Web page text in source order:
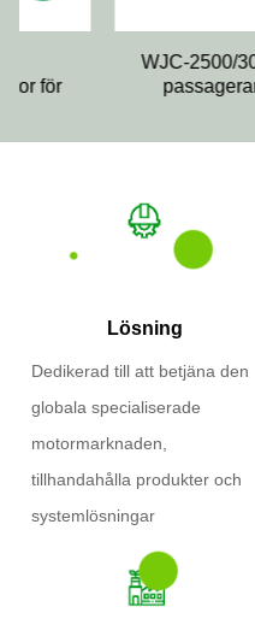
WJC-2500/3000 MR
passagerarhiss
Lösning
Dedikerad till att betjäna den
globala specialiserade
motormarknaden,
tillhandahålla produkter och
systemlösningar